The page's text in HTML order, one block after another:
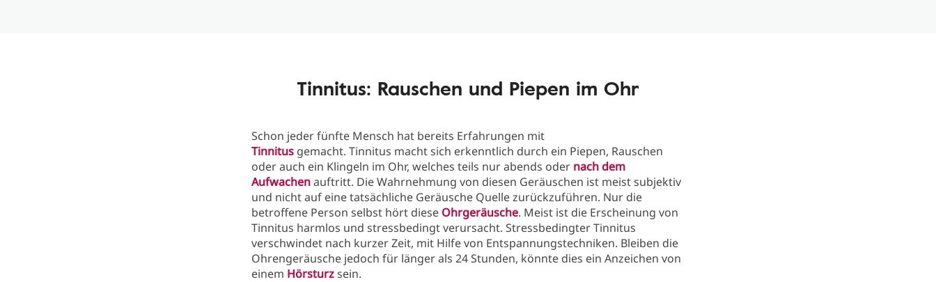
Tinnitus: Rauschen und Piepen im Ohr
Schon jeder fünfte Mensch hat bereits Erfahrungen mit
Tinnitus gemacht. Tinnitus macht sich erkenntlich durch ein Piepen, Rauschen
oder auch ein Klingeln im Ohr, welches teils nur abends oder nach dem
Aufwachenauftritt. Die Wahrnehmung von diesen Geräuschen ist meist subjektiv
und nicht auf eine tatsächliche Geräusche Quelle zurückzuführen. Nur die
betroffene Person selbst hört diese Ohrgeräusche. Meist ist die Erscheinung von
Tinnitus harmlos und stressbedingt verursacht. Stressbedingter Tinnitus
verschwindet nach kurzer Zeit, mit Hilfe von Entspannungstechniken. Bleiben die
Ohrengeräusche jedoch für länger als 24 Stunden, könnte dies ein Anzeichen von
einem Hörsturzsein.